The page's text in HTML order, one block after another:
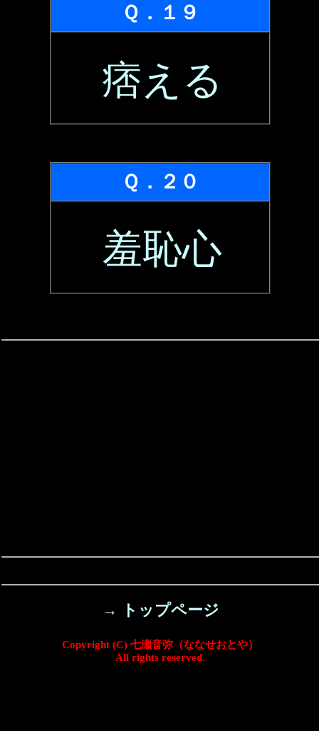
Ｑ．１９
痞える
Ｑ．２０
羞恥心
→ トップページ
Copyright (C) 七瀬音弥（ななせおとや）
All rights reserved.